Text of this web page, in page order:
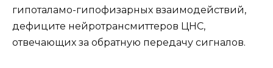
гипоталамо-гипофизарных взаимодействий,
дефиците нейротрансмиттеров ЦНС,
отвечающих за обратную передачу сигналов.